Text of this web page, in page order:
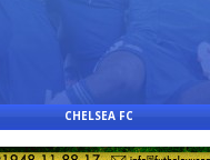
CHELSEA FC